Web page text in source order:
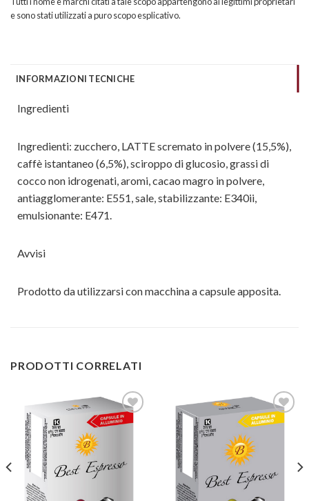
e sono stati utilizzati a puro scopo esplicativo.
INFORMAZIONI TECNICHE
Ingredienti
Ingredienti: zucchero, LATTE scremato in polvere (15,5%),
caffè istantaneo (6,5%), sciroppo di glucosio, grassi di
cocco non idrogenati, aromi, cacao magro in polvere,
antiagglomerante: E551, sale, stabilizzante: E340ii,
emulsionante: E471.
Avvisi
Prodotto da utilizzarsi con macchina a capsule apposita.
PRODOTTI CORRELATI
dei
desideri
desideri